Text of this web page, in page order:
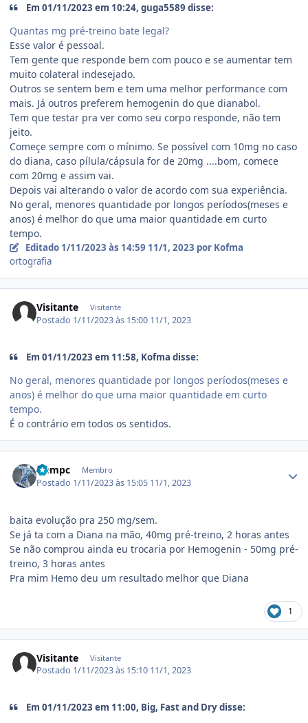
Em 01/11/2023 em 10:24, guga5589 disse:
Quantas mg pré-treino bate legal?
Esse valor é pessoal.
Tem gente que responde bem com pouco e se aumentar tem
muito colateral indesejado.
Outros se sentem bem e tem uma melhor performance com
mais. Já outros preferem hemogenin do que dianabol.
Tem que testar pra ver como seu corpo responde, não tem
jeito.
Começe sempre com o mínimo. Se possível com 10mg no caso
do diana, caso pílula/cápsula for de 20mg ....bom, comece
com 20mg e assim vai.
Depois vai alterando o valor de acordo com sua experiência.
No geral, menores quantidade por longos períodos(meses e
anos) é melhor do que uma maior quantidade em curto
tempo.
Editado 1/11/2023 às 14:59 11/1, 2023 por Kofma
ortografia
Visitante Visitante
Postado 1/11/2023 às 15:00 11/1, 2023
Em 01/11/2023 em 11:58, Kofma disse:
No geral, menores quantidade por longos períodos(meses e
anos) é melhor do que uma maior quantidade em curto
tempo.
É o contrário em todos os sentidos.
icempc Membro
Postado 1/11/2023 às 15:05 11/1, 2023
baita evolução pra 250 mg/sem.
Se já ta com a Diana na mão, 40mg pré-treino, 2 horas antes
Se não comprou ainda eu trocaria por Hemogenin - 50mg pré-
treino, 3 horas antes
Pra mim Hemo deu um resultado melhor que Diana
1
Visitante Visitante
Postado 1/11/2023 às 15:10 11/1, 2023
Em 01/11/2023 em 11:00, Big, Fast and Dry disse: